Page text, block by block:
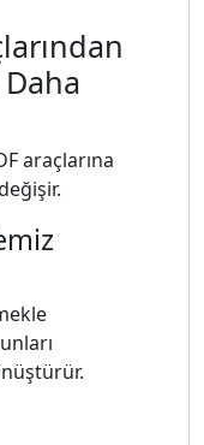
Daha
araçlarına